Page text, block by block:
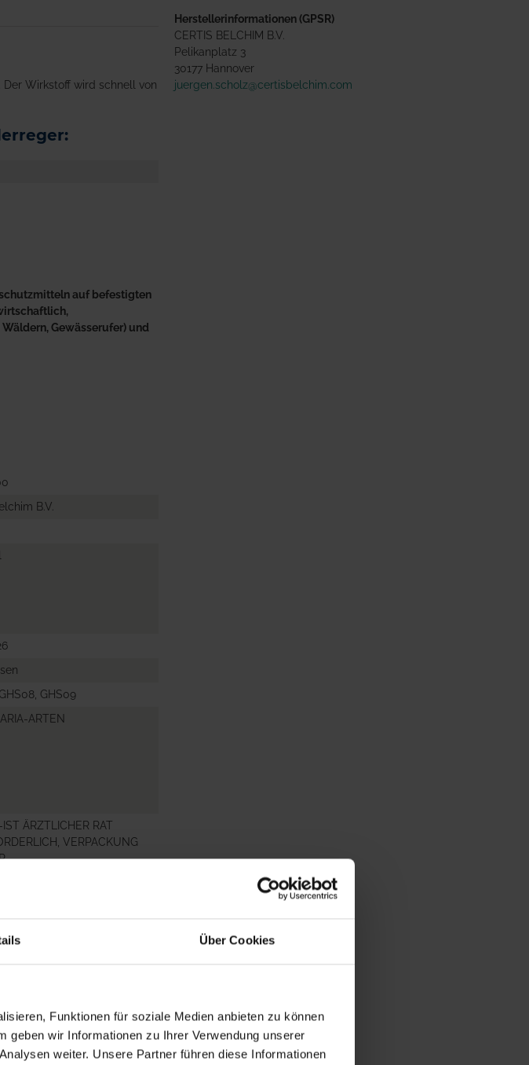
Über Cookies
Funktionen für soziale Medien anbieten zu können
geben wir Informationen zu Ihrer Verwendung unserer
weiter. Unsere Partner führen diese Informationen
Wirkstoff wird schnell von
auf befestigten
Gewässerufer) und
B.V.
GHS09
ARTEN
IST ÄRZTLICHER RAT
VERPACKUNG
Herstellerinformationen (GPSR)
CERTIS BELCHIM B.V.
Pelikanplatz 3
30177 Hannover
juergen.scholz@certisbelchim.com